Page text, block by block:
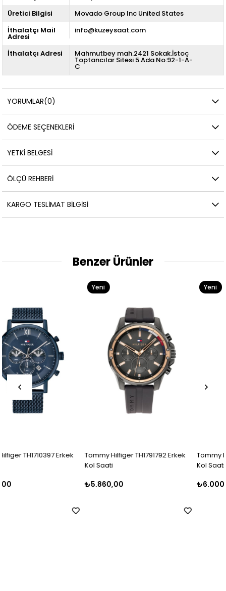
Üretici Bilgisi
Movado Group Inc United States
İthalatçı Mail
Adresi
info@kuzeysaat.com
İthalatçı Adresi Mahmutbey mah.2421 Sokak.İstoç
Toptancılar Sitesi 5.Ada No:92-1-A-
C
YORUMLAR(0)
ÖDEME SEÇENEKLERI
YETKİ BELGESİ
ÖLÇÜ REHBERI
KARGO TESLIMAT BILGISI
Benzer Ürünler
Tommy Hilfiger TH1791792 Erkek
₺5.860,00
Tommy Hilfiger TH1710396 Erkek
₺6.000,00